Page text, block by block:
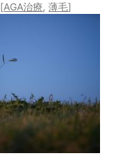
[AGA治療,薄毛]